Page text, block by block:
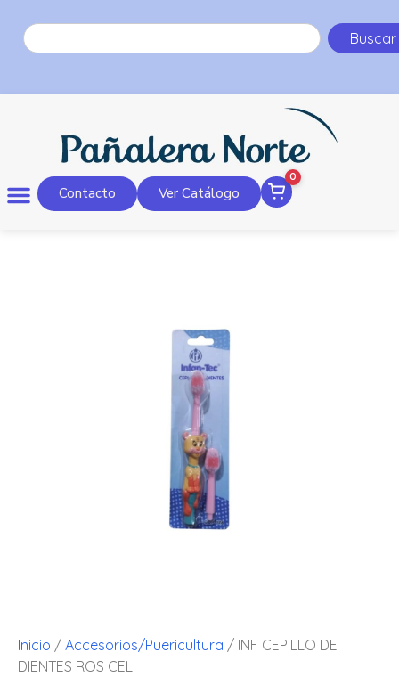
Buscar
Contacto Ver Catálogo
0
Inicio / Accesorios/Puericultura / INF CEPILLO DE
DIENTES ROS CEL